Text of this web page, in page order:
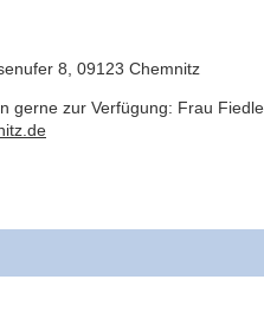
8, 09123 Chemnitz
gerne zur Verfügung: Frau